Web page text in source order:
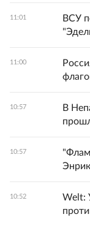
11:01
ВСУ
11:00
10:57
В
10:57
10:52
Welt: